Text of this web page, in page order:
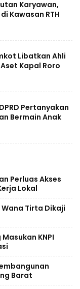
Karyawan,
Kawasan RTH
Libatkan Ahli
Kapal Roro
Pertanyakan
Bermain Anak
Perluas Akses
Lokal
Wana Tirta Dikaji
KNPI
Barat